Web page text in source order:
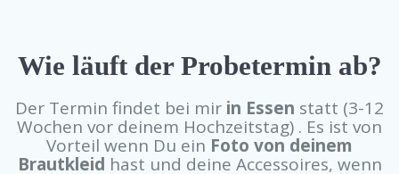
Wie läuft der Probetermin ab?
Der Termin findet bei mir in Essen statt (3-12
Wochen vor deinem Hochzeitstag) . Es ist von
Vorteil wenn Du ein Foto von deinem
Brautkleid hast und deine Accessoires, wenn